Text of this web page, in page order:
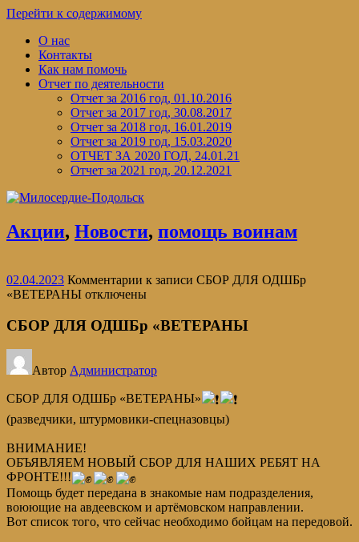
Перейти к содержимому
О нас
Контакты
Как нам помочь
Отчет по деятельности
Отчет за 2016 год, 01.10.2016
Отчет за 2017 год, 30.08.2017
Отчет за 2018 год, 16.01.2019
Отчет за 2019 год, 15.03.2020
ОТЧЕТ ЗА 2020 ГОД, 24.01.21
Отчет за 2021 год, 20.12.2021
Акции, Новости, помощь воинам
02.04.2023 Комментарии к записи СБОР ДЛЯ ОДШБр
«ВЕТЕРАНЫ отключены
СБОР ДЛЯ ОДШБр «ВЕТЕРАНЫ
Автор Администратор
СБОР ДЛЯ ОДШБр «ВЕТЕРАНЫ»
(разведчики, штурмовики-спецназовцы)
ВНИМАНИЕ!
ОБЪЯВЛЯЕМ НОВЫЙ СБОР ДЛЯ НАШИХ РЕБЯТ НА
ФРОНТЕ!!!
Помощь будет передана в знакомые нам подразделения,
воюющие на авдеевском и артёмовском направлении.
Вот список того, что сейчас необходимо бойцам на передовой.